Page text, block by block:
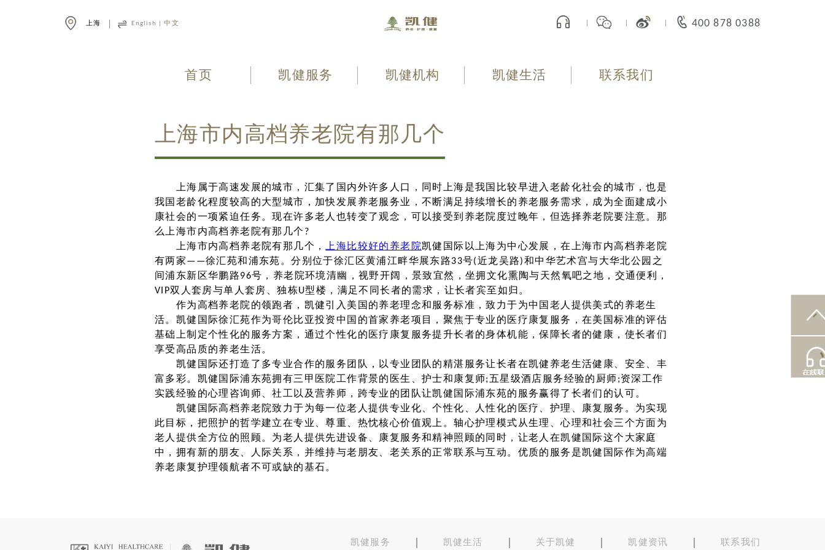
上海 English |中文 400 878 0388
首页 凯健服务 凯健机构 凯健生活 联系我们
上海市内高档养老院有那几个
上海属于高速发展的城市，汇集了国内外许多人口，同时上海是我国比较早进入老龄化社会的城市，也是
我国老龄化程度较高的大型城市，加快发展养老服务业，不断满足持续增长的养老服务需求，成为全面建成小
康社会的一项紧迫任务。现在许多老人也转变了观念，可以接受到养老院度过晚年，但选择养老院要注意。那
么上海市内高档养老院有那几个?
上海市内高档养老院有那几个，上海比较好的养老院凯健国际以上海为中心发展，在上海市内高档养老院
有两家——徐汇苑和浦东苑。分别位于徐汇区黄浦江畔华展东路33号(近龙吴路)和中华艺术宫与大华北公园之
间浦东新区华鹏路96号，养老院环境清幽，视野开阔，景致宜然，坐拥文化熏陶与天然氧吧之地，交通便利，
VIP双人套房与单人套房、独栋U型楼，满足不同长者的需求，让长者宾至如归。
作为高档养老院的领跑者，凯健引入美国的养老理念和服务标准，致力于为中国老人提供美式的养老生
活。凯健国际徐汇苑作为哥伦比亚投资中国的首家养老项目，聚焦于专业的医疗康复服务，在美国标准的评估
基础上制定个性化的服务方案，通过个性化的医疗康复服务提升长者的身体机能，保障长者的健康，使长者们
享受高品质的养老生活。
凯健国际还打造了多专业合作的服务团队，以专业团队的精湛服务让长者在凯健养老生活健康、安全、丰
富多彩。凯健国际浦东苑拥有三甲医院工作背景的医生、护士和康复师;五星级酒店服务经验的厨师;资深工作
实践经验的心理咨询师、社工以及营养师，跨专业的团队让凯健国际浦东苑的服务赢得了长者们的认可。
凯健国际高档养老院致力于为每一位老人提供专业化、个性化、人性化的医疗、护理、康复服务。为实现
此目标，把照护的哲学建立在专业、尊重、热忱核心价值观上。轴心护理模式从生理、心理和社会三个方面为
老人提供全方位的照顾。为老人提供先进设备、康复服务和精神照顾的同时，让老人在凯健国际这个大家庭
中，拥有新的朋友、人际关系，并维持与老朋友、老关系的正常联系与互动。优质的服务是凯健国际作为高端
养老康复护理领航者不可或缺的基石。
凯健服务 凯健生活 关于凯健 凯健资讯 联系我们